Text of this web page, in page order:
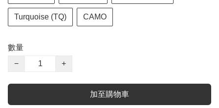
Turquoise (TQ) CAMO
數量
−
+
加至購物車